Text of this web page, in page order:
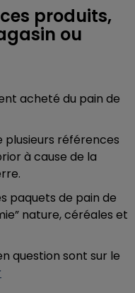
produits,
ou
acheté du pain de
plusieurs références
à cause de la
paquets de pain de
nature, céréales et
question sont sur le